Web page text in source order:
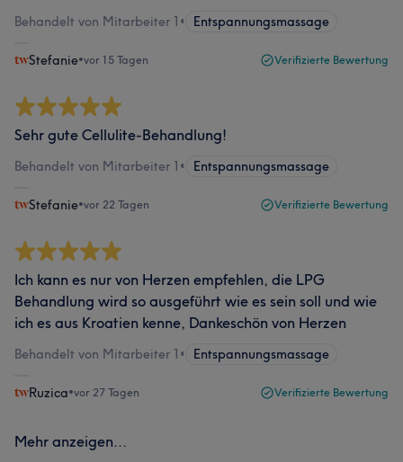
Behandelt von Mitarbeiter 1 • Entspannungsmassage
Stefanie•vor 15 Tagen Verifizierte Bewertung
Sehr gute Cellulite-Behandlung!
Behandelt von Mitarbeiter 1 • Entspannungsmassage
Stefanie•vor 22 Tagen Verifizierte Bewertung
Ich kann es nur von Herzen empfehlen, die LPG
Behandlung wird so ausgeführt wie es sein soll und wie
ich es aus Kroatien kenne, Dankeschön von Herzen
Behandelt von Mitarbeiter 1 • Entspannungsmassage
Ruzica•vor 27 Tagen Verifizierte Bewertung
Mehr anzeigen...